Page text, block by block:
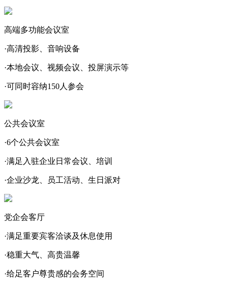
高端多功能会议室
·高清投影、音响设备
·本地会议、视频会议、投屏演示等
·可同时容纳150人参会
公共会议室
·6个公共会议室
·满足入驻企业日常会议、培训
·企业沙龙、员工活动、生日派对
党企会客厅
·满足重要宾客洽谈及休息使用
·稳重大气、高贵温馨
·给足客户尊贵感的会务空间